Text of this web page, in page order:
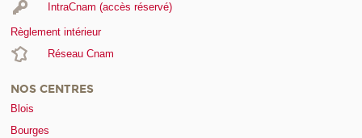
IntraCnam (accès réservé)
Règlement intérieur
Réseau Cnam
NOS CENTRES
Blois
Bourges